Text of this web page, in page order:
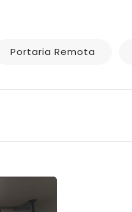
Portaria Remota